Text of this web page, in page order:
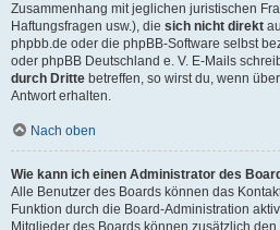
Zusammenhang mit jeglichen juristischen
Haftungsfragen usw.), die sich nicht direkt
phpbb.de oder die phpBB-Software selbst
oder phpBB Deutschland e. V. E-Mails
durch Dritte betreffen, so wirst du, wenn
Antwort erhalten.
Nach oben
Wie kann ich einen Administrator des
Alle Benutzer des Boards können das
Funktion durch die Board-Administration
Mitglieder des Boards können zusätzlich den